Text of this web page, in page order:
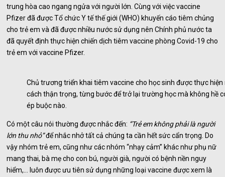
trung hòa cao ngang ngửa với người lớn. Cùng với việc vaccine
Pfizer đã được Tổ chức Y tế thế giới (WHO) khuyến cáo tiêm chủng
cho trẻ em và đã được nhiều nước sử dụng nên Chính phủ nước ta
đã quyết định thực hiện chiến dịch tiêm vaccine phòng Covid-19 cho
trẻ em với vaccine Pfizer.
Chủ trương triển khai tiêm vaccine cho học sinh được thực
cách thận trọng, từng bước để trở lại trường học mà không hề
ép buộc nào.
Có một câu nói thường được nhắc đến: “Trẻ em không phải là người
lớn thu nhỏ”để nhắc nhở tất cả chúng ta cần hết sức cẩn trọng. Do
vậy nhóm trẻ em, cũng như các nhóm “nhạy cảm” khác như phụ nữ
mang thai, bà mẹ cho con bú, người già, người có bệnh nền nguy
hiểm,… luôn được ưu tiên sử dụng những loại vaccine được xem là